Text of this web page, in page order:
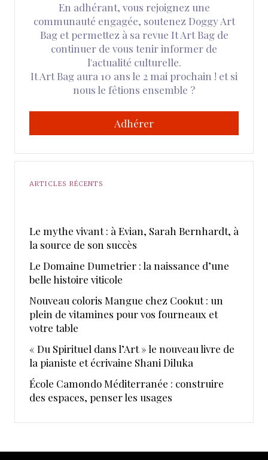
En adhérant, vous rejoignez une
communauté engagée, soutenez Doggy Art
Bag et permettez à sa revue It Art Bag de
continuer de vous tenir informer de
l'actualité culturelle.
It Art Bag aura 10 ans le 2 mai prochain ! et si
nous le fêtions ensemble ?
Adhérer
ARTICLES RÉCENTS
Le mythe vivant : à Evian, Sarah Bernhardt, à
la source de son succès
Le Domaine Dumetrier : la naissance d’une
belle histoire viticole
Nouveau coloris Mangue chez Cookut : un
plein de vitamines pour vos fourneaux et
votre table
« Du Spirituel dans l’Art » le nouveau livre de
la pianiste et écrivaine Shani Diluka
École Camondo Méditerranée : construire
des espaces, penser les usages